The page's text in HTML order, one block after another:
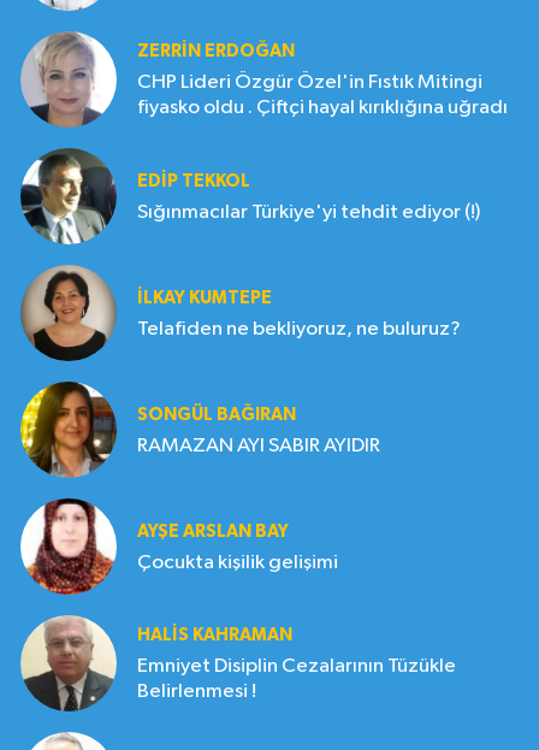
ZERRIN ERDOĞAN
CHP Lideri Özgür Özel'in Fıstık Mitingi
fiyasko oldu . Çiftçi hayal kırıklığına uğradı
EDIP TEKKOL
Sığınmacılar Türkiye'yi tehdit ediyor (!)
İLKAY KUMTEPE
Telafiden ne bekliyoruz, ne buluruz?
SONGÜL BAĞIRAN
RAMAZAN AYI SABIR AYIDIR
AYŞE ARSLAN BAY
Çocukta kişilik gelişimi
HALIS KAHRAMAN
Emniyet Disiplin Cezalarının Tüzükle
Belirlenmesi !